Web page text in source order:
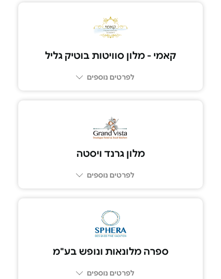
קאמי - מלון סוויטות בוטיק גליל
לפרטים נוספים
מלון גרנד ויסטה
לפרטים נוספים
ספרה מלונאות ונופש בע"מ
לפרטים נוספים